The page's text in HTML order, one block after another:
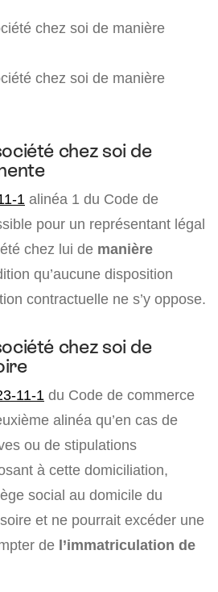
chez soi de manière
chez soi de manière
chez soi de
1 alinéa 1 du Code de
pour un représentant légal
chez lui de manière
qu’aucune disposition
contractuelle ne s’y oppose.
chez soi de
11-1 du Code de commerce
alinéa qu’en cas de
ou de stipulations
à cette domiciliation,
social au domicile du
et ne pourrait excéder une
de l’immatriculation de